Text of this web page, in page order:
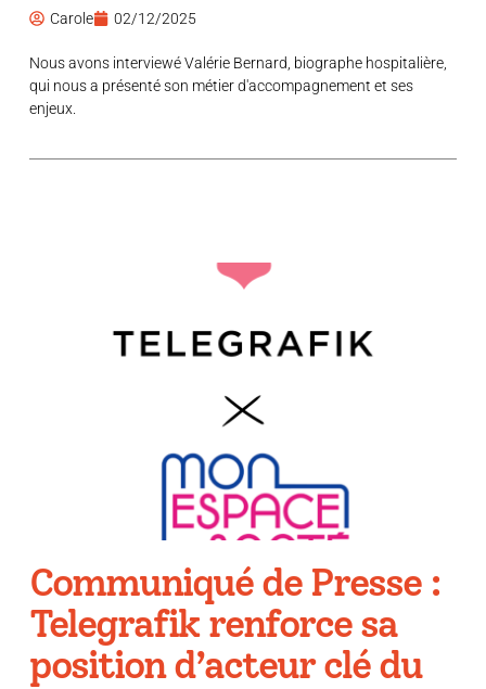
Carole 02/12/2025
Nous avons interviewé Valérie Bernard, biographe hospitalière,
qui nous a présenté son métier d'accompagnement et ses
enjeux.
Communiqué de Presse :
Telegrafik renforce sa
position d’acteur clé du